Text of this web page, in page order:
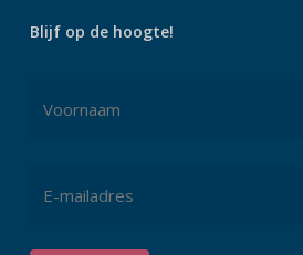
Blijf op de hoogte!
mailadres